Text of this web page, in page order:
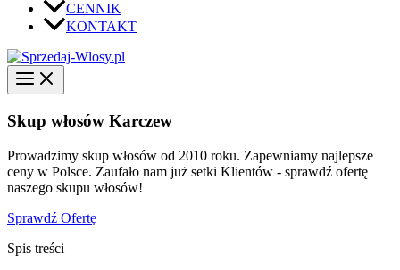
CENNIK
KONTAKT
Skup włosów Karczew
Prowadzimy skup włosów od 2010 roku. Zapewniamy najlepsze
ceny w Polsce. Zaufało nam już setki Klientów - sprawdź ofertę
naszego skupu włosów!
Sprawdź Ofertę
Spis treści